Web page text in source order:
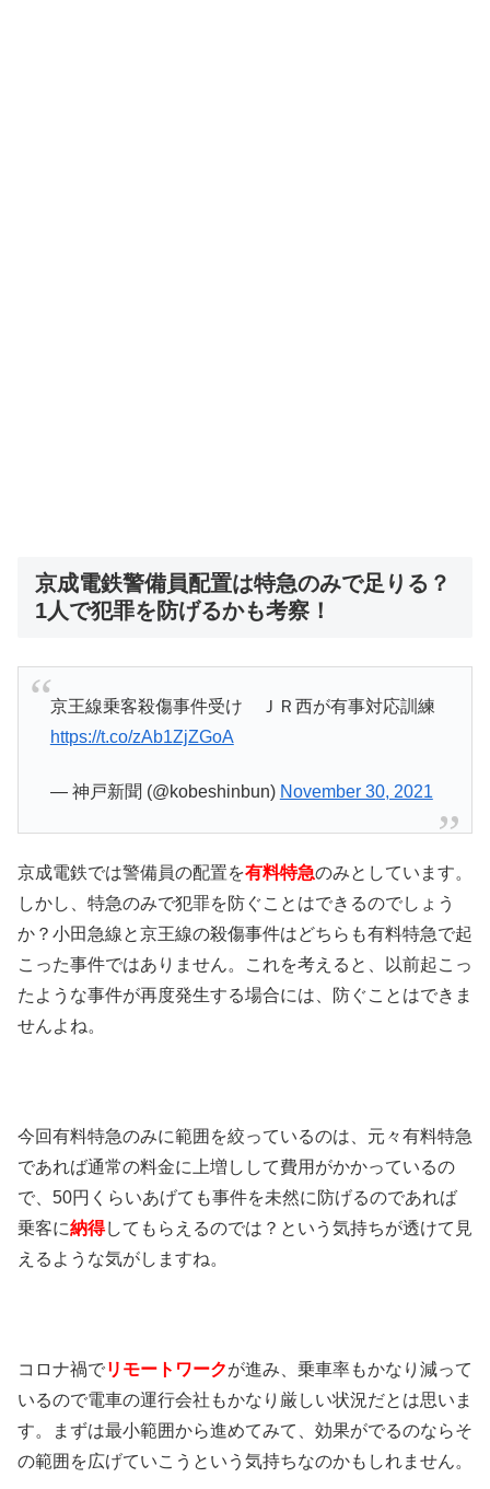
京成電鉄警備員配置は特急のみで足りる？
1人で犯罪を防げるかも考察！
京王線乗客殺傷事件受け ＪＲ西が有事対応訓練
https://t.co/zAb1ZjZGoA
— 神戸新聞 (@kobeshinbun) November 30, 2021
京成電鉄では警備員の配置を有料特急のみとしています。
しかし、特急のみで犯罪を防ぐことはできるのでしょう
か？小田急線と京王線の殺傷事件はどちらも有料特急で起
こった事件ではありません。これを考えると、以前起こっ
たような事件が再度発生する場合には、防ぐことはできま
せんよね。
今回有料特急のみに範囲を絞っているのは、元々有料特急
であれば通常の料金に上増しして費用がかかっているの
で、50円くらいあげても事件を未然に防げるのであれば
乗客に納得してもらえるのでは？という気持ちが透けて見
えるような気がしますね。
コロナ禍でリモートワークが進み、乗車率もかなり減って
いるので電車の運行会社もかなり厳しい状況だとは思いま
す。まずは最小範囲から進めてみて、効果がでるのならそ
の範囲を広げていこうという気持ちなのかもしれません。